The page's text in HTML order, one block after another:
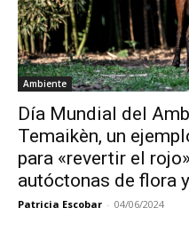
Ambiente
Día Mundial del
Temaikèn, un
para «revertir el
autóctonas de flora
Patricia Escobar - 04/06/2024